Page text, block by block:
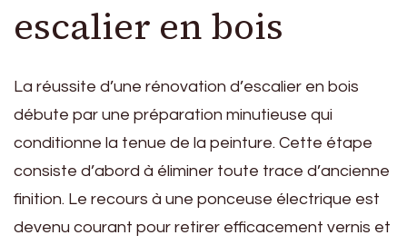
escalier en bois
La réussite d’une rénovation d’escalier en bois
débute par une préparation minutieuse qui
conditionne la tenue de la peinture. Cette étape
consiste d’abord à éliminer toute trace d’ancienne
finition. Le recours à une ponceuse électrique est
devenu courant pour retirer efficacement vernis et